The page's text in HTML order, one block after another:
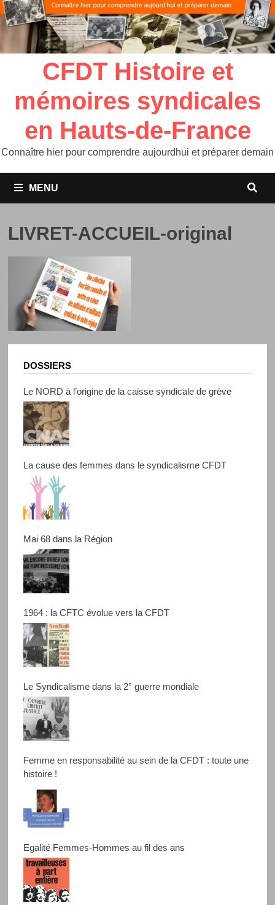
CFDT Histoire et
mémoires syndicales
en Hauts-de-France
Connaître hier pour comprendre aujourdhui et préparer demain
MENU
LIVRET-ACCUEIL-original
DOSSIERS
Le NORD à l’origine de la caisse syndicale de grève
La cause des femmes dans le syndicalisme CFDT
Mai 68 dans la Région
1964 : la CFTC évolue vers la CFDT
Le Syndicalisme dans la 2° guerre mondiale
Femme en responsabilité au sein de la CFDT : toute une
histoire !
Egalité Femmes-Hommes au fil des ans